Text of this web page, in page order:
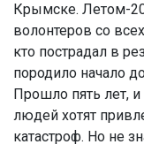
Крымске. Летом-
волонтеров со
кто пострадал в
породило начало
Прошло пять лет,
людей хотят
катастроф. Но не